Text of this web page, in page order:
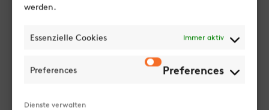
werden.
Essenzielle Cookies Immer aktiv
Preferences Preferences
Dienste verwalten